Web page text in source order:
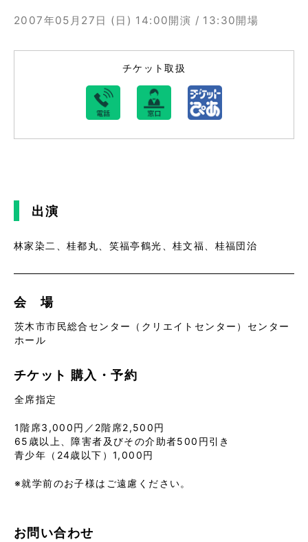
2007年05月27日 (日) 14:00開演 / 13:30開場
チケット取扱
出演
林家染二、桂都丸、笑福亭鶴光、桂文福、桂福団治
会 場
茨木市市民総合センター（クリエイトセンター）センター
ホール
チケット 購入・予約
全席指定
1階席3,000円／2階席2,500円
65歳以上、障害者及びその介助者500円引き
青少年（24歳以下）1,000円
※就学前のお子様はご遠慮ください。
お問い合わせ